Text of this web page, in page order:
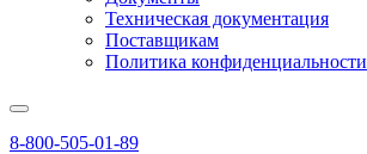
Техническая документация
Поставщикам
Политика конфиденциальности
8-800-505-01-89